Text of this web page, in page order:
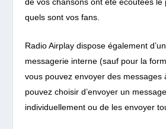
quels sont vos fans.
Radio Airplay dispose également
messagerie interne (sauf pour la
vous pouvez envoyer des messages
pouvez choisir d’envoyer un
individuellement ou de les envoyer